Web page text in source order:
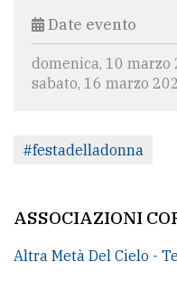
PRIVACY
Privacy
policy
policy
Date evento
domenica, 10 marzo
sabato, 16 marzo
#festadelladonna
ASSOCIAZIONI
Altra Metà Del Cielo -